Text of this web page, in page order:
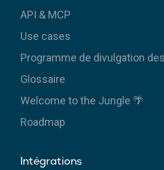
API & MCP
Use cases
Programme de divulgation
Glossaire
Welcome to the Jungle 🌴
Roadmap
Intégrations